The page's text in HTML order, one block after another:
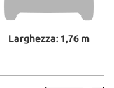
Larghezza: 1,76 m